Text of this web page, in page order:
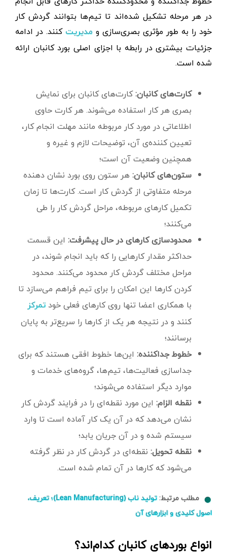
در هر مرحله تشکیل شده‌اند تا تیم‌ها بتوانند گردش کار
خود را به طور مؤثری بصری‌‌سازی و مدیریت کنند. در ادامه
جزئیات بیشتری در رابطه با اجزای اصلی بورد کانبان ارائه
شده است.
کارت‌های کانبان:کارت‌های کانبان برای نمایش
بصری هر کار استفاده می‌شوند. هر کارت حاوی
اطلاعاتی در مورد کار مربوطه مانند مهلت انجام کار،
تعیین کننده‌ی آن، توضیحات لازم و غیره و
همچنین وضعیت آن است؛
ستون‌های کانبان:هر ستون روی بورد نشان دهنده
مرحله متفاوتی از گردش کار است. کارت‌ها تا زمان
تکمیل کارهای مربوطه، مراحل گردش کار را طی
می‌کنند؛
محدودسازی کارهای در حال پیشرفت: این قسمت
حداکثر مقدار کارهایی را که باید انجام شوند، در
مراحل مختلف گردش کار محدود می‌کنند. محدود
کردن کارها این امکان را برای تیم فراهم می‌سازد تا
با همکاری اعضا تنها روی کارهای فعلی خود تمرکز
کنند و در نتیجه هر یک از کارها را سریع‌تر به پایان
برسانند؛
خطوط جداکننده: این‌ها خطوط افقی هستند که برای
جداسازی فعالیت‌ها، تیم‌ها، گروه‌های خدمات و
موارد دیگر استفاده می‌شوند؛
نقطه الزام: این مورد نقطه‌ای را در فرایند گردش کار
نشان می‌دهد که در آن یک کار آماده است تا وارد
سیستم شده و در آن جریان یابد؛
نقطه تحویل: نقطه‌ای در گردش کار در نظر گرفته
می‌شود که کارها در آن تمام شده است.
مطلب مرتبط:
تولید ناب (Lean Manufacturing)؛ تعریف،
اصول کلیدی و ابزارهای آن
انواع بوردهای کانبان کدام‌اند؟